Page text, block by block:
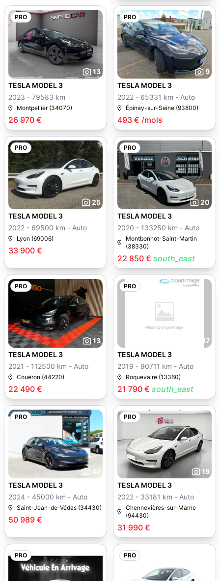
PRO
13
26 970 €
TESLA MODEL 3
2023 - 79583 km
Montpellier (34070)
PRO
9
493 € /mois
TESLA MODEL 3
2022 - 65331 km - Auto
Épinay-sur-Seine (93800)
PRO
25
33 900 €
TESLA MODEL 3
2022 - 69500 km - Auto
Lyon (69006)
PRO
20
22 850 € south_east
TESLA MODEL 3
2020 - 133250 km - Auto
Montbonnot-Saint-Martin
(38330)
PRO
13
22 490 €
TESLA MODEL 3
2021 - 112500 km - Auto
Couëron (44220)
PRO
17
21 790 € south_east
TESLA MODEL 3
2019 - 90711 km - Auto
Roquevaire (13360)
PRO
42
50 989 €
TESLA MODEL 3
2024 - 45000 km - Auto
Saint-Jean-de-Védas (34430)
PRO
19
31 990 €
TESLA MODEL 3
2022 - 33181 km - Auto
Chennevières-sur-Marne
(94430)
PRO PRO